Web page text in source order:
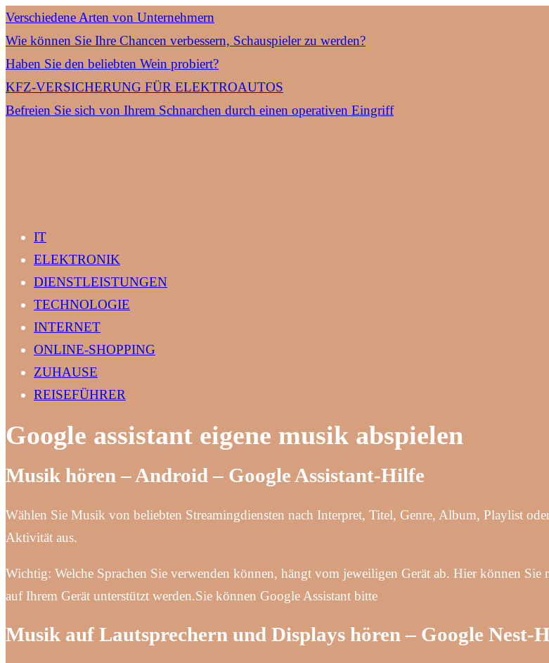
Verschiedene Arten von Unternehmern
Wie können Sie Ihre Chancen verbessern, Schauspieler zu werden?
Haben Sie den beliebten Wein probiert?
KFZ-VERSICHERUNG FÜR ELEKTROAUTOS
Befreien Sie sich von Ihrem Schnarchen durch einen operativen Eingriff
IT
ELEKTRONIK
DIENSTLEISTUNGEN
TECHNOLOGIE
INTERNET
ONLINE-SHOPPING
ZUHAUSE
REISEFÜHRER
Google assistant eigene musik abspielen
Musik hören – Android – Google Assistant-Hilfe
Wählen Sie Musik von beliebten Streamingdiensten nach Interpret, Titel, Genre, Album, Playlist
Aktivität aus.
Wichtig: Welche Sprachen Sie verwenden können, hängt vom jeweiligen Gerät ab. Hier können Sie
auf Ihrem Gerät unterstützt werden.Sie können Google Assistant bitte
Musik auf Lautsprechern und Displays hören – Google Nest-